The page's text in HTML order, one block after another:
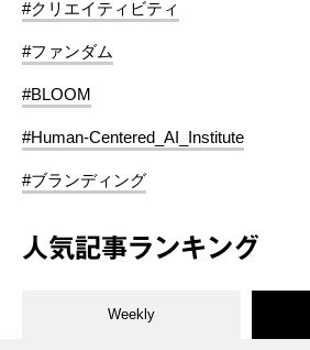
#クリエイティビティ
#ファンダム
#BLOOM
#Human-Centered_AI_Institute
#ブランディング
人気記事ランキング
Weekly